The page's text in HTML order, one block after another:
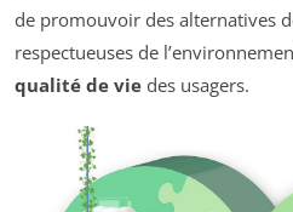
de promouvoir des alternatives
respectueuses de
qualité de vie des usagers.